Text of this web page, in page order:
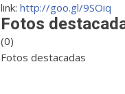
link: http://goo.gl/9SOiq
Fotos
(0)
Fotos destacadas